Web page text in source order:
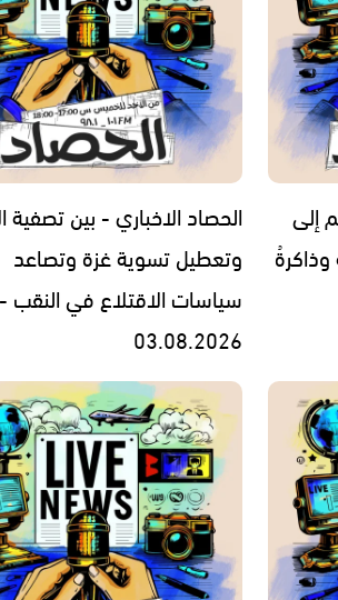
إلى
الحصاد الاخباري - بين تصفية
وتعطيل تسوية غزة وتصاعد
سياسات الاقتلاع في النقب -
03.08.2026